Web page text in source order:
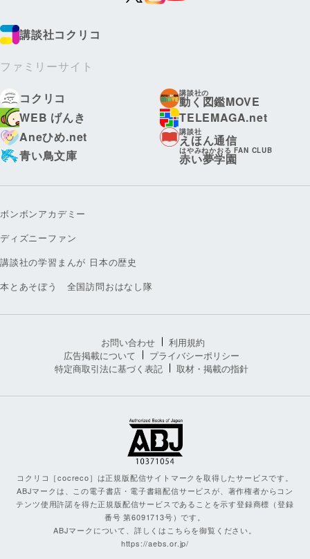
講談社コクリコ
ファミリーサイト
コクリコ
講談社の
動く図鑑MOVE
WEB げんき
TELEMAGA.net
Aneひめ.net
講談社
えほん通信
青い鳥文庫
はやみねかおる FAN CLUB
赤い夢学園
ボンボンアカデミー
ディズニーファン
講談社の学習まんが 日本の歴史
本とあそぼう 全国訪問おはなし隊
お問い合わせ
利用規約
広告掲載について
プライバシーポリシー
特定商取引法に基づく表記
取材・掲載の指針
コクリコ［cocreco］は正規版配信サイトマークを取得したサービスです。
ABJマークは、この電子書店・電子書籍配信サービスが、著作権者からコン
テンツ使用許諾を得た正規版配信サービスであることを示す登録商標（登録
番号 第6091713号）です。
ABJマークについて、詳しくはこちらを御覧ください。
https://aebs.or.jp/